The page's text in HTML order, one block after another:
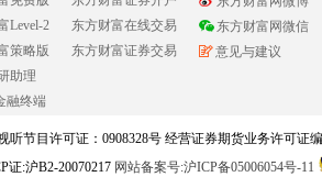
克 92.85亿
90.89亿
重装
股份
科技 88.18亿 61.06亿
智控 85.25亿 78.33亿
乐 13.53% 300103
技 13.47% 300756
克 13.09%
688400
技
股
虹 11.03% 002667
技 10.29% 300084